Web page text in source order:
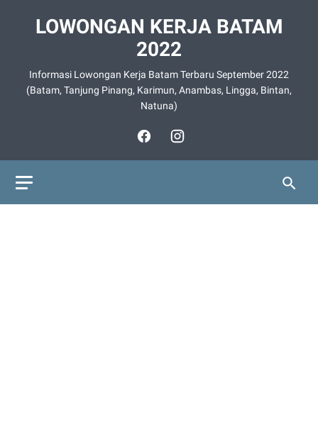
LOWONGAN KERJA BATAM
2022
Informasi Lowongan Kerja Batam Terbaru September 2022
(Batam, Tanjung Pinang, Karimun, Anambas, Lingga, Bintan,
Natuna)